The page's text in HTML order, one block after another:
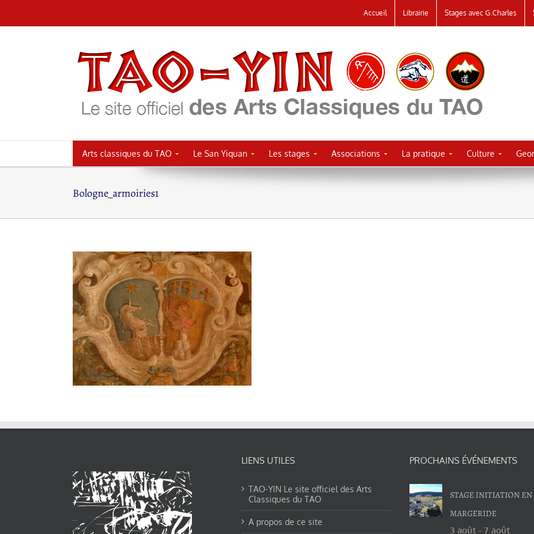
au
Accueil Librairie Stages avec G.Charles
Arts classiques du TAO Le San Yiquan Les stages Associations La pratique Culture
Bologne_armoiries1
LIENS UTILES
TAO-YIN Le site officiel des Arts
Classiques du TAO
A propos de ce site
PROCHAINS ÉVÉNEMENTS
STAGE INITIATION EN
MARGERIDE
3 août -7 août